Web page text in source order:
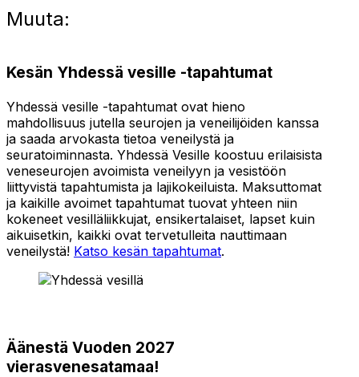
Muuta:
Kesän Yhdessä vesille -tapahtumat
Yhdessä vesille -tapahtumat ovat hieno
mahdollisuus jutella seurojen ja veneilijöiden kanssa
ja saada arvokasta tietoa veneilystä ja
seuratoiminnasta. Yhdessä Vesille koostuu erilaisista
veneseurojen avoimista veneilyyn ja vesistöön
liittyvistä tapahtumista ja lajikokeiluista. Maksuttomat
ja kaikille avoimet tapahtumat tuovat yhteen niin
kokeneet vesilläliikkujat, ensikertalaiset, lapset kuin
aikuisetkin, kaikki ovat tervetulleita nauttimaan
veneilystä! Katso kesän tapahtumat.
Äänestä Vuoden 2027
vierasvenesatamaa!